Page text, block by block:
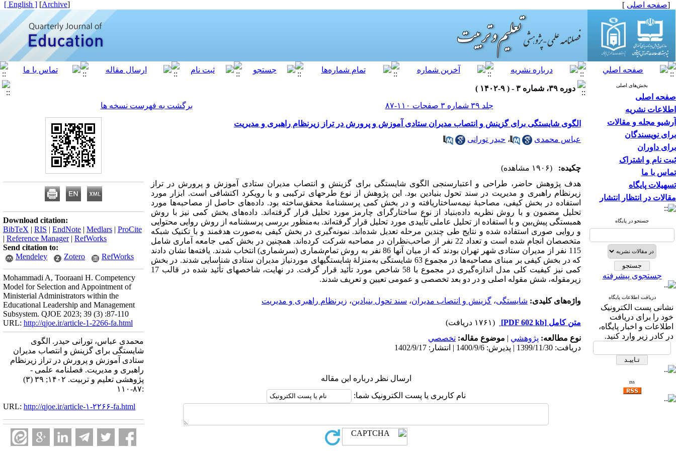
[صفحه اصلی ]
[
Archive
]
[ English ]
بخش‌های اصلی
صفحه اصلی
اطلاعات نشریه
آرشیو مجله و مقالات
برای نویسندگان
برای داوران
ثبت نام و اشتراک
تماس با ما
تسهیلات پایگاه
مقالات در انتظار انتشار
جستجو در پایگاه
جستجوی پیشرفته
دریافت اطلاعات پایگاه
نشانی پست الکترونیک
خود را برای دریافت
اطلاعات و اخبار پایگاه،
در کادر زیر وارد کنید.
rss
دوره ۳۹، شماره ۳ - ( ۹-۱۴۰۲ )
جلد ۳۹ شماره ۳ صفحات ۱۱۰-۸۷
برگشت به فهرست نسخه ها
الگوی شایستگی برای گزینش و انتصاب مدیران ستادی آموزش و پرورش در تراز زیرنظام راهبری و مدیریت
عباس محمدی
، حیدر تورانی
چکیده:
(۱۹۰۶ مشاهده)
هدف پژوهش حاضر، طراحی و اعتبارسنجی الگوی شایستگی برای گزینش و انتصاب مدیران ستادی آموزش و پرورش در تراز
زیرنظام راهبری و مدیریت در سند تحول بنیادین بود. این پژوهش از نوع طرحهای ترکیبی و با رویکرد اکتشافی است. ابزار مورد
استفاده در بخش کیفی، مصاحبۀ نیمه‌­ساختاریافته و در بخش کمی پرسشنامۀ محقق­‌ساخته بود. داده­‌های حاصل از مصاحبه‌­ها مورد
تحلیل مضمون و با روش نظریه داده‌­بنیاد از نوع ساختارگرای چارمز مورد تحلیل قرار گرفته‌­اند. داده‌های بخش کمی نیز با روش
همبستگی پیش­‌بین و با استفاده از تحلیل عاملی تأییدی ‌‌‌‌‌‌‌‌مورد تحلیل قرار گرفته‌­اند. به‌­منظور بررسی پرسشنامه از روش روایی محتوایی
و روایی صوری استفاده شده و نتایج طی چندین مرحله تعدیل شده‌­اند. نمونه‌گیری در بخش کیفی به‌صورت هدفمند و با تکنیک شبکه
متخصصان انجام شده است و تعداد 22 نفر از صاحب‌­نظران در مصاحبه شرکت کرده‌­اند. همچنین در بخش کمی جامعه آماری شامل
115 نفر از مدیران ستادی شهر تهران بودند که از میان آنها 86 نفر به روش تمام‌­شماری (سرشماری) انتخاب شدند. یافته‌­ها نشان دادند
که در بخش کیفی بر مبنای مصاحبه‌ها در مجموع 63 شایستگی به­‌منزلۀ شایستگیهای موردنیاز مدیران ستادی شناسایی شدند. در بخش
کمی نیز کیفیت کلی مدل اندازه­‌گیری در مجموع با 58 شاخص مورد تأئید قرار گرفت. در نهایت، شاخصهای تأئید شده در قالب 17
زیرمقوله، شش مقوله اصلی و در دو بعد تخصصی و عمومی تعیین و تعریف شدند.
واژه‌های کلیدی: شایستگی، گزینش و انتصاب مدیران، سند تحول بنیادین، زیرنظام راهبری و مدیریت
متن کامل [PDF 602 kb]
(۱۷۶۱ دریافت)
نوع مطالعه: پژوهشي | موضوع مقاله: تخصصي
دریافت: 1399/11/30 | پذیرش: 1400/9/6 | انتشار: 1402/9/17
ارسال نظر درباره این مقاله
نام کاربری یا پست الکترونیک شما:
Download citation:
BibTeX | RIS | EndNote | Medlars | ProCite
| Reference Manager| RefWorks
Send citation to:
Mendeley
Zotero RefWorks
Mohammadi A, Tooraani H. Competency
Model for Selection and Appointment of
Ministerial Administrators within the
Educational Leadership and Management
Subsystem. QJOE 2023; 39 (3) :87-110
URL: http://qjoe.ir/article-1-2266-fa.html
محمدی عباس، تورانی حیدر. الگوی
شایستگی برای گزینش و انتصاب مدیران
ستادی آموزش و پرورش در تراز زیرنظام
راهبری و مدیریت. فصلنامه علمی -
پژوهشی تعلیم و تربیت. ۱۴۰۲; ۳۹ (۳)
:۸۷-۱۱۰
URL: http://qjoe.ir/article-۱-۲۲۶۶-fa.html